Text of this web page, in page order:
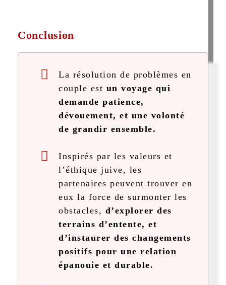
Conclusion
La résolution de problèmes en
couple est un voyage qui
demande patience,
dévouement, et une volonté
de grandir ensemble.
Inspirés par les valeurs et
l’éthique juive, les
partenaires peuvent trouver en
eux la force de surmonter les
obstacles, d’explorer des
terrains d’entente, et
d’instaurer des changements
positifs pour une relation
épanouie et durable.